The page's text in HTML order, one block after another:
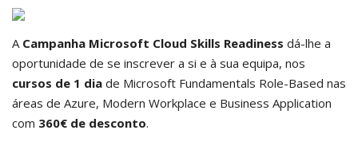
A Campanha Microsoft Cloud Skills Readiness dá-lhe a
oportunidade de se inscrever a si e à sua equipa, nos
cursos de 1 dia de Microsoft Fundamentals Role-Based nas
áreas de Azure, Modern Workplace e Business Application
com 360€ de desconto.